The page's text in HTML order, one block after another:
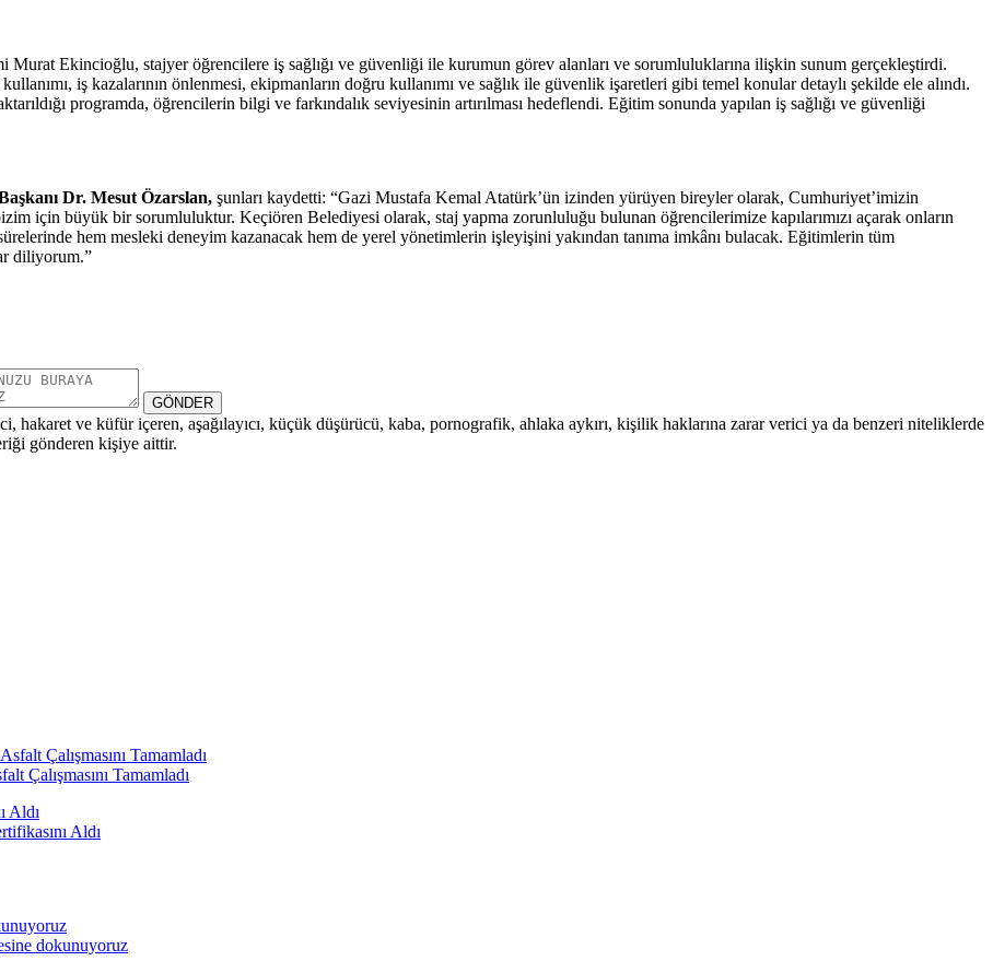
Ekincioğlu, stajyer öğrencilere iş sağlığı ve güvenliği ile kurumun görev alanları ve sorumluluklarına ilişkin sunum gerçekleştirdi.
iş kazalarının önlenmesi, ekipmanların doğru kullanımı ve sağlık ile güvenlik işaretleri gibi temel konular detaylı şekilde ele alındı.
programda, öğrencilerin bilgi ve farkındalık seviyesinin artırılması hedeflendi. Eğitim sonunda yapılan iş sağlığı ve güvenliği
Dr. Mesut Özarslan, şunları kaydetti: “Gazi Mustafa Kemal Atatürk’ün izinden yürüyen bireyler olarak, Cumhuriyet’imizin
için büyük bir sorumluluktur. Keçiören Belediyesi olarak, staj yapma zorunluluğu bulunan öğrencilerimize kapılarımızı açarak onların
hem mesleki deneyim kazanacak hem de yerel yönetimlerin işleyişini yakından tanıma imkânı bulacak. Eğitimlerin tüm
diliyorum.”
GÖNDER
hakaret ve küfür içeren, aşağılayıcı, küçük düşürücü, kaba, pornografik, ahlaka aykırı, kişilik haklarına zarar verici ya da benzeri niteliklerde
gönderen kişiye aittir.
Çalışmasını Tamamladı
Aldı
dokunuyoruz